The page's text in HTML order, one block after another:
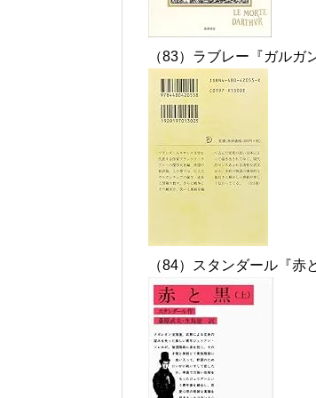
（83）ラブレー『ガル
（84）スタンダール『赤